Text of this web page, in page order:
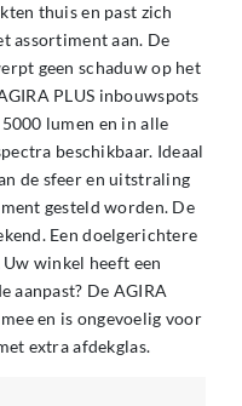
thuis en past zich
assortiment aan. De
geen schaduw op het
PLUS inbouwspots
lumen en in alle
beschikbaar. Ideaal
de sfeer en uitstraling
gesteld worden. De
Een doelgerichtere
winkel heeft een
aanpast? De AGIRA
en is ongevoelig voor
extra afdekglas.